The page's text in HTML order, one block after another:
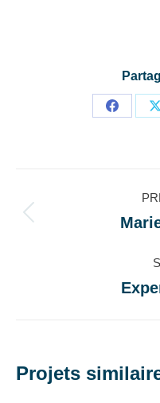
Partager
Navigation
de
Projets